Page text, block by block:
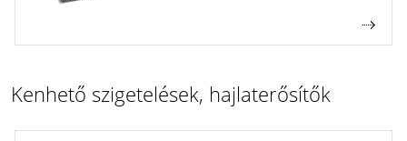
Kenhető szigetelések, hajlaterősítők